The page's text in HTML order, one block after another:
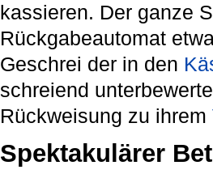
kassieren. Der ganze
Rückgabeautomat
Geschrei der in den
schreiend
Rückweisung zu ihrem
Spektakulärer